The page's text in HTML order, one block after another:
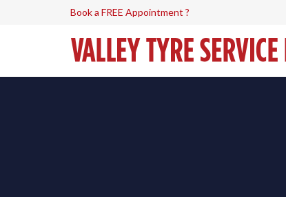
Book a FREE Appointment ?